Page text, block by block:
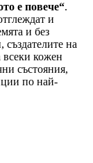
е повече“.
и
и без
на
всеки кожен
състояния,
по най-